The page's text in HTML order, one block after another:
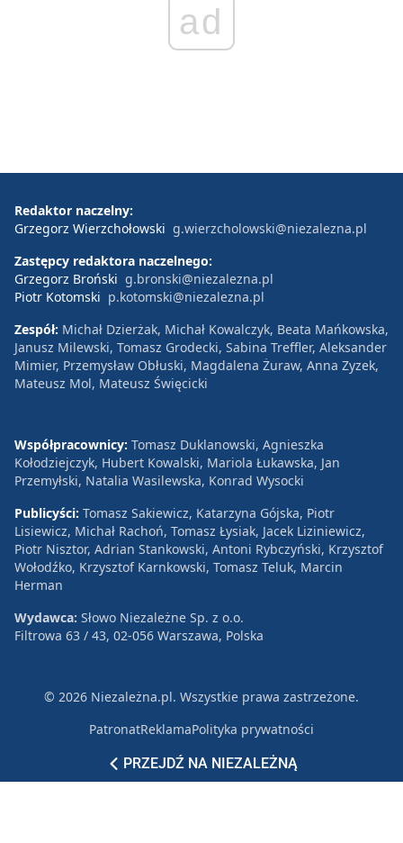
ad
PRZEJDŹ NA NIEZALEŻNĄ
Redaktor naczelny:
Grzegorz Wierzchołowski g.wierzcholowski@niezalezna.pl
Zastępcy redaktora naczelnego:
Grzegorz Broński g.bronski@niezalezna.pl
Piotr Kotomski p.kotomski@niezalezna.pl
Zespół: Michał Dzierżak, Michał Kowalczyk, Beata Mańkowska,
Janusz Milewski, Tomasz Grodecki, Sabina Treffler, Aleksander
Mimier, Przemysław Obłuski, Magdalena Żuraw, Anna Zyzek,
Mateusz Mol, Mateusz Święcicki
Współpracownicy: Tomasz Duklanowski, Agnieszka
Kołodziejczyk, Hubert Kowalski, Mariola Łukawska, Jan
Przemyłski, Natalia Wasilewska, Konrad Wysocki
Publicyści: Tomasz Sakiewicz, Katarzyna Gójska, Piotr
Lisiewicz, Michał Rachoń, Tomasz Łysiak, Jacek Liziniewicz,
Piotr Nisztor, Adrian Stankowski, Antoni Rybczyński, Krzysztof
Wołodźko, Krzysztof Karnkowski, Tomasz Teluk, Marcin
Herman
Wydawca: Słowo Niezależne Sp. z o.o.
Filtrowa 63 / 43, 02-056 Warszawa, Polska
© 2026 Niezależna.pl. Wszystkie prawa zastrzeżone.
PatronatReklamaPolityka prywatności